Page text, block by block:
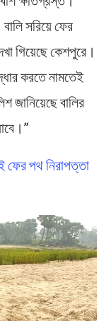
সরিয়ে ফের
গিয়েছে কেশপুরে।
করতে নামতেই
জানিয়েছে বালির
ফের পথ নিরাপত্তা